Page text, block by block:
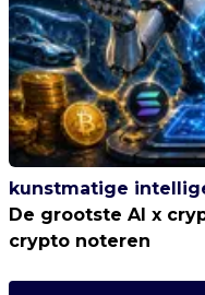
kunstmatige
De grootste AI x
crypto noteren